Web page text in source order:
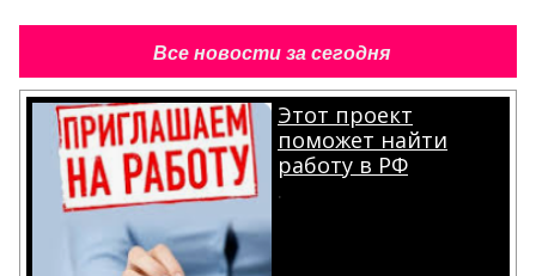
Все новости за сегодня
Этот проект
поможет найти
работу в РФ
.